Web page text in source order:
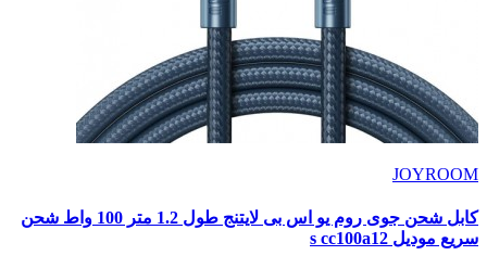
JOYROOM
كابل شحن جوى روم يو اس بى لايتنج طول 1.2 متر 100 واط شحن
سريع موديل s cc100a12